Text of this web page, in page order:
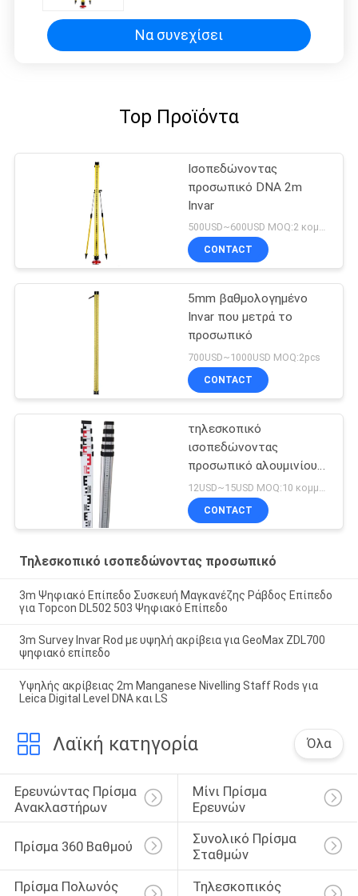
σίδηρος
Να συνεχίσει
Top Προϊόντα
Ισοπεδώνοντας
προσωπικό DNA 2m
Invar
500USD~600USD MOQ:2 κομμάτια
CONTACT
5mm βαθμολογημένο
Invar που μετρά το
προσωπικό
700USD~1000USD MOQ:2pcs
CONTACT
τηλεσκοπικό
ισοπεδώνοντας
προσωπικό αλουμινίου
5m
CONTACT
Τηλεσκοπικό ισοπεδώνοντας προσωπικό
3m Ψηφιακό Επίπεδο Συσκευή Μαγκανέζης Ράβδος Επίπεδο
για Topcon DL502 503 Ψηφιακό Επίπεδο
3m Survey Invar Rod με υψηλή ακρίβεια για GeoMax ZDL700
ψηφιακό επίπεδο
Υψηλής ακρίβειας 2m Manganese Nivelling Staff Rods για
Leica Digital Level DNA και LS
Λαϊκή κατηγορία Όλα
Ερευνώντας Πρίσμα
Ανακλαστήρων
Μίνι Πρίσμα
Ερευνών
Πρίσμα 360 Βαθμού
Συνολικό Πρίσμα
Σταθμών
Πρίσμα Πολωνός
Τηλεσκοπικός